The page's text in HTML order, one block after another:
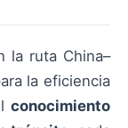
la ruta China–
la eficiencia
conocimiento